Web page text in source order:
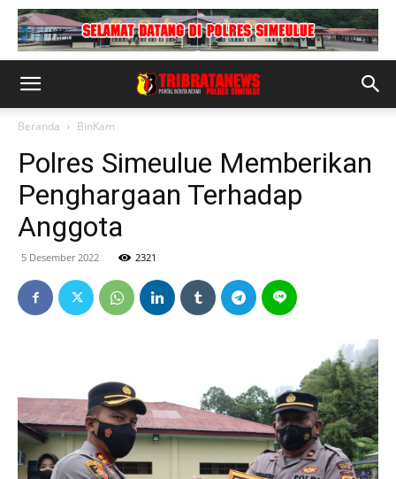
Beranda BinKam
Polres Simeulue Memberikan
Penghargaan Terhadap
Anggota
5 Desember 2022 2321